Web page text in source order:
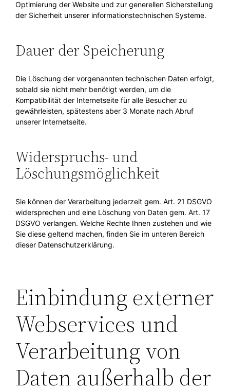
Optimierung der Website und zur generellen Sicherstellung
der Sicherheit unserer informationstechnischen Systeme.
Dauer der Speicherung
Die Löschung der vorgenannten technischen Daten erfolgt,
sobald sie nicht mehr benötigt werden, um die
Kompatibilität der Internetseite für alle Besucher zu
gewährleisten, spätestens aber 3 Monate nach Abruf
unserer Internetseite.
Widerspruchs- und
Löschungsmöglichkeit
Sie können der Verarbeitung jederzeit gem. Art. 21 DSGVO
widersprechen und eine Löschung von Daten gem. Art. 17
DSGVO verlangen. Welche Rechte Ihnen zustehen und wie
Sie diese geltend machen, finden Sie im unteren Bereich
dieser Datenschutzerklärung.
Einbindung externer
Webservices und
Verarbeitung von
Daten außerhalb der